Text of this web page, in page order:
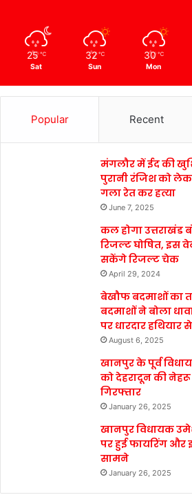
25 ℃
Sat
32 ℃
Sun
30 ℃
Mon
Popular Recent
मंगलौर में ईद की
पुरानी रंजिश को
गला रेत कर हत्या
June 7, 2025
कल होगा उत्तराखंड
रिजल्ट घोषित, इस
सकेंगे रिजल्ट चेक
April 29, 2024
बेखौफ बदमाशों का
बदमाशों ने बोला
पर धारदार हथियार
August 6, 2025
खानपुर के पूर्व
को देहरादून की
गिरफ्तार
January 26, 2025
खानपुर विधायक
पर हुई फायरिंग और
सामने
January 26, 2025